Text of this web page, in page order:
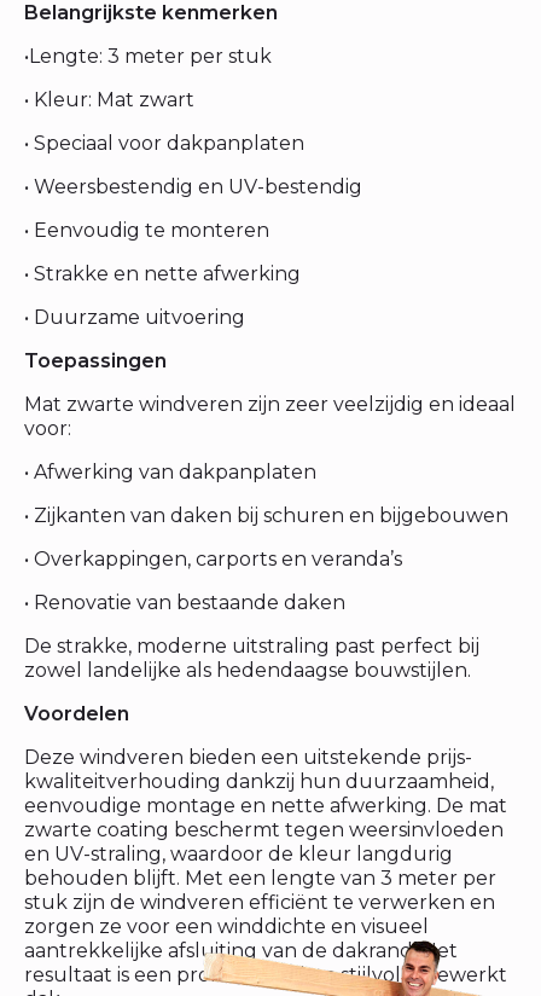
Belangrijkste kenmerken
•Lengte: 3 meter per stuk
• Kleur: Mat zwart
• Speciaal voor dakpanplaten
• Weersbestendig en UV-bestendig
• Eenvoudig te monteren
• Strakke en nette afwerking
• Duurzame uitvoering
Toepassingen
Mat zwarte windveren zijn zeer veelzijdig en ideaal
voor:
• Afwerking van dakpanplaten
• Zijkanten van daken bij schuren en bijgebouwen
• Overkappingen, carports en veranda’s
• Renovatie van bestaande daken
De strakke, moderne uitstraling past perfect bij
zowel landelijke als hedendaagse bouwstijlen.
Voordelen
Deze windveren bieden een uitstekende prijs-
kwaliteitverhouding dankzij hun duurzaamheid,
eenvoudige montage en nette afwerking. De mat
zwarte coating beschermt tegen weersinvloeden
en UV-straling, waardoor de kleur langdurig
behouden blijft. Met een lengte van 3 meter per
stuk zijn de windveren efficiënt te verwerken en
zorgen ze voor een winddichte en visueel
aantrekkelijke afsluiting van de dakrand. Het
resultaat is een professioneel en stijlvol afgewerkt